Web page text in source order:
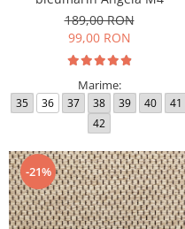
189,00 RON
99,00 RON
Marime:
35 36 37 38 39 40
41
42
-21%